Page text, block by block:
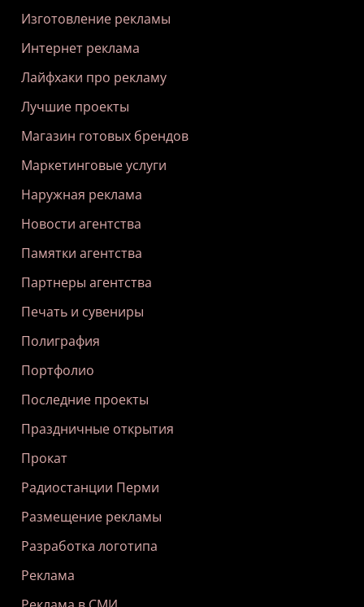
Изготовление рекламы
Интернет реклама
Лайфхаки про рекламу
Лучшие проекты
Магазин готовых брендов
Маркетинговые услуги
Наружная реклама
Новости агентства
Памятки агентства
Партнеры агентства
Печать и сувениры
Полиграфия
Портфолио
Последние проекты
Праздничные открытия
Прокат
Радиостанции Перми
Размещение рекламы
Разработка логотипа
Реклама